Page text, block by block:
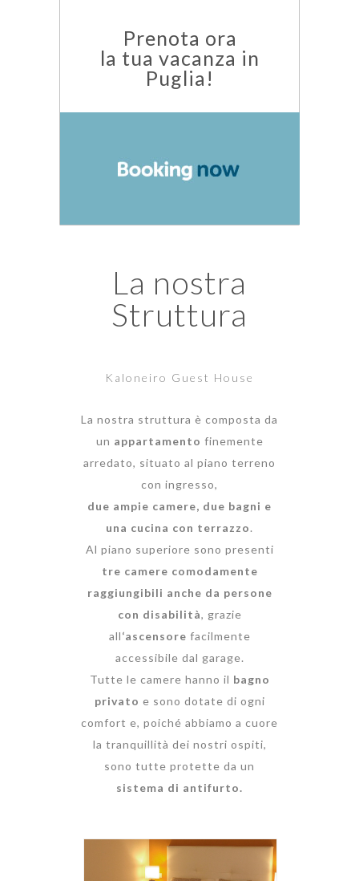
Prenota ora
la tua vacanza in
Puglia!
La nostra
Struttura
Kaloneiro Guest House
La nostra struttura è composta da
un appartamento finemente
arredato, situato al piano terreno
con ingresso,
due ampie camere, due bagni e
una cucina con terrazzo.
Al piano superiore sono presenti
tre camere comodamente
raggiungibili anche da persone
con disabilità, grazie
all‘ascensore facilmente
accessibile dal garage.
Tutte le camere hanno il bagno
privato e sono dotate di ogni
comfort e, poiché abbiamo a cuore
la tranquillità dei nostri ospiti,
sono tutte protette da un
sistema di antifurto.